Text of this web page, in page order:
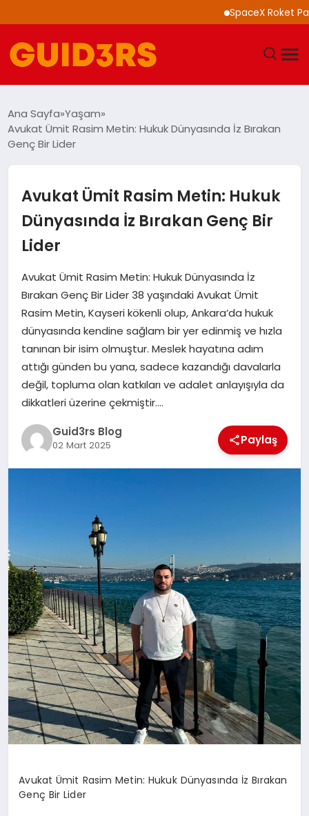
SpaceX Roket
YAŞAM
SAĞLIK
EKONOMI
MAGAZIN
EĞITIM
Ana Sayfa Yaşam
Avukat Ümit Rasim Metin: Hukuk Dünyasında İz Bırakan
Genç Bir Lider
Avukat Ümit Rasim Metin: Hukuk
Dünyasında İz Bırakan Genç Bir
Lider
Avukat Ümit Rasim Metin: Hukuk Dünyasında İz
Bırakan Genç Bir Lider 38 yaşındaki Avukat Ümit
Rasim Metin, Kayseri kökenli olup, Ankara’da hukuk
dünyasında kendine sağlam bir yer edinmiş ve hızla
tanınan bir isim olmuştur. Meslek hayatına adım
attığı günden bu yana, sadece kazandığı davalarla
değil, topluma olan katkıları ve adalet anlayışıyla da
dikkatleri üzerine çekmiştir….
Guid3rs Blog
02 Mart 2025 Paylaş
Avukat Ümit Rasim Metin: Hukuk Dünyasında İz Bırakan
Genç Bir Lider